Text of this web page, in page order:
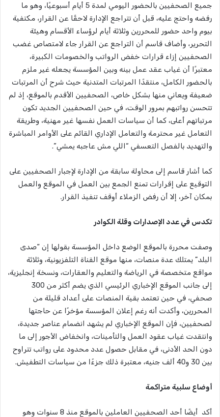
جميع الصحفيين بالحضور اليومي لمدة 5 أيام أسبوعيًا، وهو ما
رفضه واحتج عليه، قبل أن تتراجع الإدارة لاحقًا عن القرار، مكتفية
بيوم واحد حضور للمحررين وثلاثة أيام لرؤساء الأقسام وهيئة
التحرير، وأضاف قاسم أن التراجع عن القرار جاء لامتصاص غضب
الصحفيين إزاء قرارات خفض الرواتب والخصومات الكبيرة،
معتبرًا أن غياب عقد عمل بينه وبين المؤسسة يجعله غير ملزم
بالحضور الكامل، منتقدًا المرتبات المتدنية حيث شرح أن المرتبات
ضعيفة ويعاني منها بشكل خاص، الصحفيين الأقدم بالموقع، إذ لم
تتحسن رواتبهم بمرور الوقت، في حين الصحفيين الجديد تكون
مرتباتهم أعلى، كما أن سياسات العمل نفسها غير مهنية، وطريقة
التعامل غير محترمة والتعامل الإداري القائم على الأوامر المباشرة
والتهديد بالفصل التعسفي “اللي مش عاجبه يمشي”.
كما أشار قاسم إلى محاولة سابقة من الإدارة لإجبار الصحفيين على
التوقيع على إقرارات تمنع الجمع بين العمل في الموقع والعمل
بمكان آخر، إلا أن رفض الزملاء أوقف تنفيذ القرار.
تكدس في عدد الإصدارات وقلة الكوادر
وصفت محررة بالموقع الوضع داخل المؤسسة بقولها إن “صدى
البلد” يمتلك عدة منصات، منها موقع القناة التلفزيونية، وثلاثة
مواقع متخصصة في الرياضة والتعليم والعقارات، ونسخة إنجليزية،
إلى جانب الموقع الإخباري الرئيسي الذي يضم أكثر من 300
صحفي، في حين تعتمد بقية المنصات على أعداد قليلة من
المحررين، وأكدت أنه رغم إعلان المؤسسة مؤخرًا عن حاجتها
لصحفيين، فإن الموقع الإخباري لم يشهد انضمام عناصر جديدة،
وانتقدت غياب عقود العمل والتأمينات، وانخفاض الأجور إلى ما
دون الحد الأدنى، في مقابل حصول عدد محدود على رواتب تتراوح
بين 30 و40 ألف جنيه، معتبرة ذلك جزءًا من سياسات التطفيش.
أوضاع سلبية متراكمة
أكد أيضًا أحد الصحفيين العاملين بالموقع منذ 8 سنوات وهو